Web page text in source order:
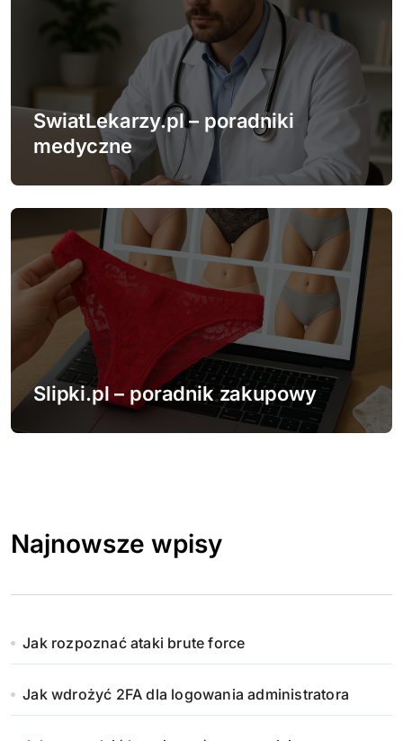
SwiatLekarzy.pl – poradniki
medyczne
Slipki.pl – poradnik zakupowy
Najnowsze wpisy
Jak rozpoznać ataki brute force
Jak wdrożyć 2FA dla logowania administratora